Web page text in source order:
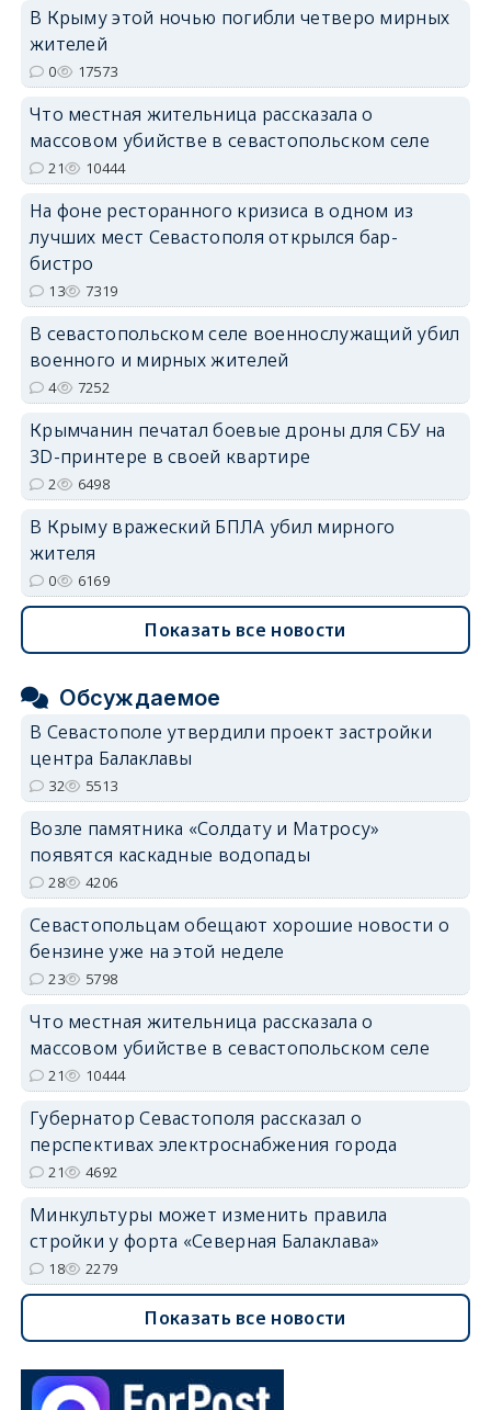
erid: 2SDnjdvhGXG
В Крыму этой ночью погибли четверо мирных
жителей
0 17573
Что местная жительница рассказала о
массовом убийстве в севастопольском селе
21 10444
На фоне ресторанного кризиса в одном из
лучших мест Севастополя открылся бар-
бистро
13 7319
В севастопольском селе военнослужащий убил
военного и мирных жителей
4 7252
Крымчанин печатал боевые дроны для СБУ на
3D-принтере в своей квартире
2 6498
В Крыму вражеский БПЛА убил мирного
жителя
0 6169
Показать все новости
Обсуждаемое
В Севастополе утвердили проект застройки
центра Балаклавы
32 5513
Возле памятника «Солдату и Матросу»
появятся каскадные водопады
28 4206
Севастопольцам обещают хорошие новости о
бензине уже на этой неделе
23 5798
Что местная жительница рассказала о
массовом убийстве в севастопольском селе
21 10444
Губернатор Севастополя рассказал о
перспективах электроснабжения города
21 4692
Минкультуры может изменить правила
стройки у форта «Северная Балаклава»
18 2279
Показать все новости